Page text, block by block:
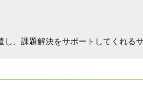
、課題解決をサポートしてくれるサ